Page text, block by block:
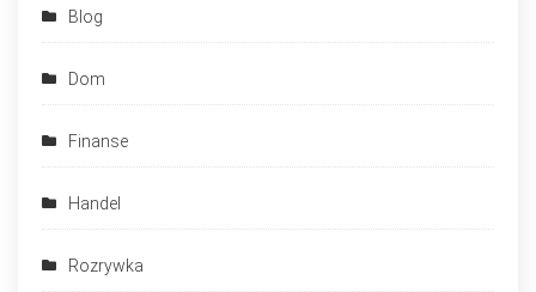
Blog
Dom
Finanse
Handel
Rozrywka